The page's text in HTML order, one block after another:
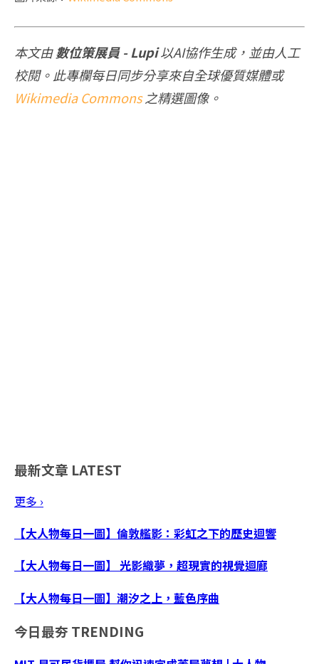
本文由數位策展員 - Lupi以AI協作生成，並由人工
校閱。此專欄每日同步分享來自全球優質媒體或
Wikimedia Commons之精選圖像。
最新文章 LATEST
更多 ›
【大人物每日一圖】倫敦艦影：彩虹之下的歷史迴響
【大人物每日一圖】 光影織夢，超現實的視覺迴廊
【大人物每日一圖】潮汐之上，藍色序曲
今日最夯 TRENDING